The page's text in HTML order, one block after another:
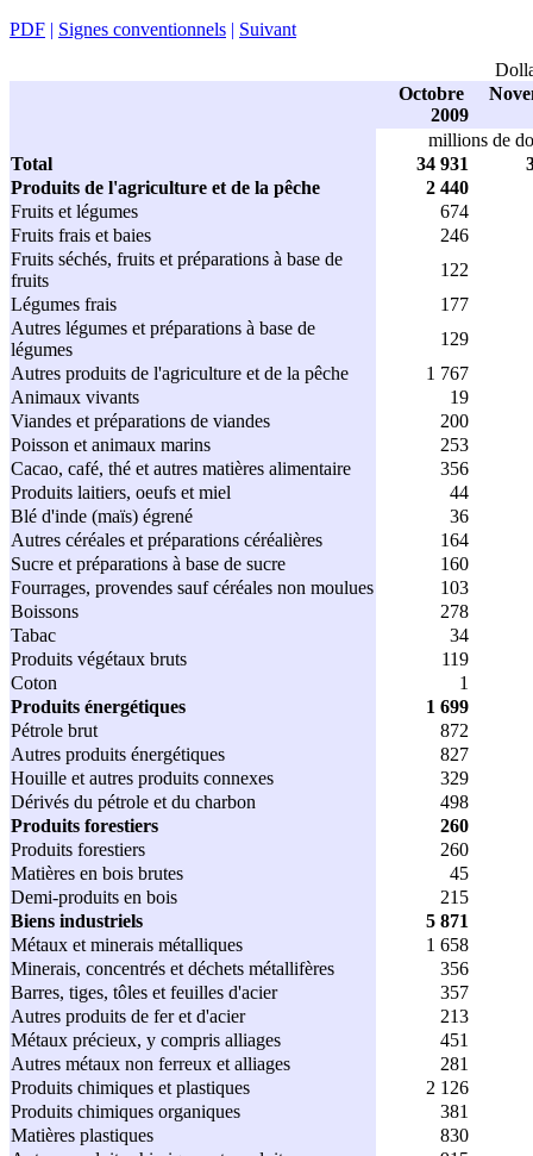
PDF | Signes conventionnels | Suivant
Octobre
2009
millions de
Total
34 931
Produits de l'agriculture et de la pêche
2 440
Fruits et légumes
674
Fruits frais et baies
246
Fruits séchés, fruits et préparations à base de
fruits
122
Légumes frais
177
Autres légumes et préparations à base de
légumes
129
Autres produits de l'agriculture et de la pêche
1 767
Animaux vivants
19
Viandes et préparations de viandes
200
Poisson et animaux marins
253
Cacao, café, thé et autres matières alimentaire
356
Produits laitiers, oeufs et miel
44
Blé d'inde (maïs) égrené
36
Autres céréales et préparations céréalières
164
Sucre et préparations à base de sucre
160
Fourrages, provendes sauf céréales non moulues
103
Boissons
278
Tabac
34
Produits végétaux bruts
119
Coton
1
Produits énergétiques
1 699
Pétrole brut
872
Autres produits énergétiques
827
Houille et autres produits connexes
329
Dérivés du pétrole et du charbon
498
Produits forestiers
260
Produits forestiers
260
Matières en bois brutes
45
Demi-produits en bois
215
Biens industriels
5 871
Métaux et minerais métalliques
1 658
Minerais, concentrés et déchets métallifères
356
Barres, tiges, tôles et feuilles d'acier
357
Autres produits de fer et d'acier
213
Métaux précieux, y compris alliages
451
Autres métaux non ferreux et alliages
281
Produits chimiques et plastiques
2 126
Produits chimiques organiques
381
Matières plastiques
830